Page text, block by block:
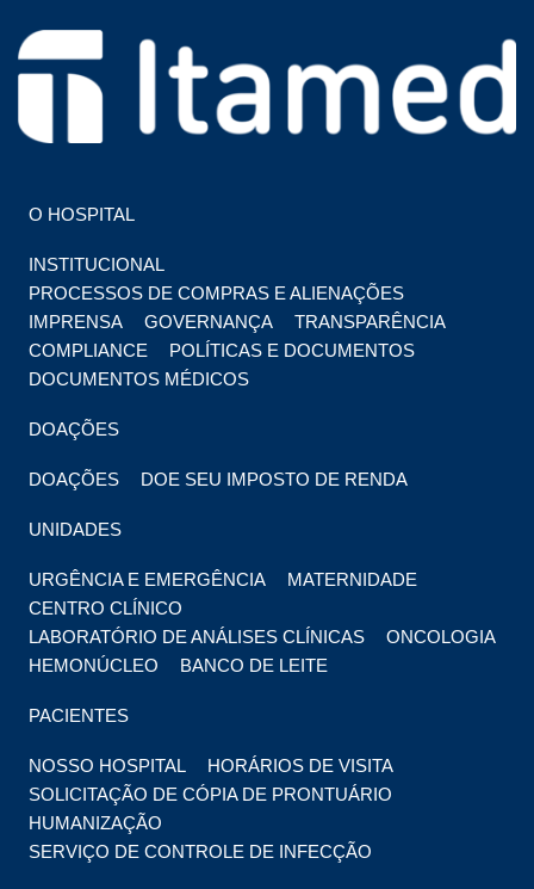
HOSPITAL EM FOZ DO IGUAÇU
O HOSPITAL
INSTITUCIONAL
PROCESSOS DE COMPRAS E ALIENAÇÕES
IMPRENSA
GOVERNANÇA
TRANSPARÊNCIA
COMPLIANCE
POLÍTICAS E DOCUMENTOS
DOCUMENTOS MÉDICOS
DOAÇÕES
DOAÇÕES DOE SEU IMPOSTO DE RENDA
UNIDADES
URGÊNCIA E EMERGÊNCIA
MATERNIDADE
CENTRO CLÍNICO
LABORATÓRIO DE ANÁLISES CLÍNICAS
ONCOLOGIA
HEMONÚCLEO
BANCO DE LEITE
PACIENTES
NOSSO HOSPITAL
HORÁRIOS DE VISITA
SOLICITAÇÃO DE CÓPIA DE PRONTUÁRIO
HUMANIZAÇÃO
SERVIÇO DE CONTROLE DE INFECÇÃO